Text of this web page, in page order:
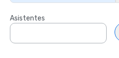
Asistentes